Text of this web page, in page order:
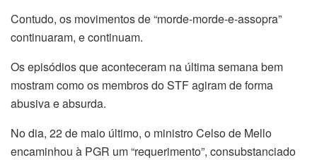
Contudo, os movimentos de “morde-morde-e-assopra”
continuaram, e continuam.
Os episódios que aconteceram na última semana bem
mostram como os membros do STF agiram de forma
abusiva e absurda.
No dia, 22 de maio último, o ministro Celso de Mello
encaminhou à PGR um “requerimento”, consubstanciado